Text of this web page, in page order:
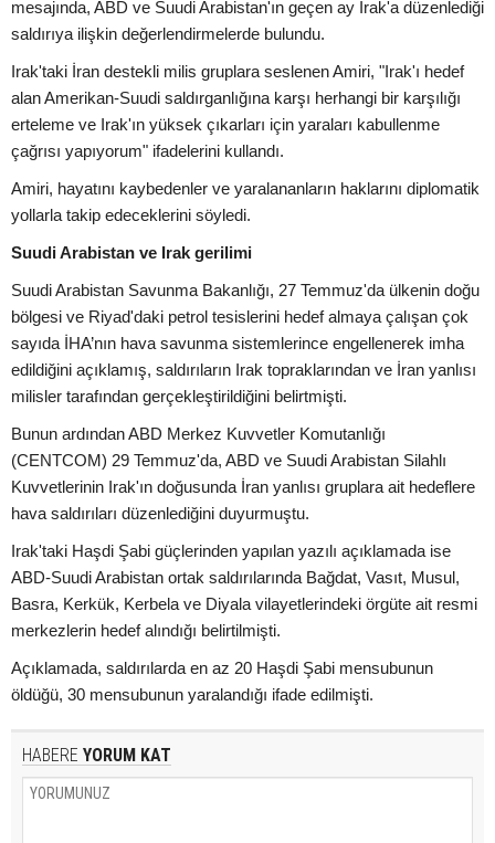
mesajında, ABD ve Suudi Arabistan'ın geçen ay Irak'a düzenlediği
saldırıya ilişkin değerlendirmelerde bulundu.
Irak'taki İran destekli milis gruplara seslenen Amiri, "Irak'ı hedef
alan Amerikan-Suudi saldırganlığına karşı herhangi bir karşılığı
erteleme ve Irak'ın yüksek çıkarları için yaraları kabullenme
çağrısı yapıyorum" ifadelerini kullandı.
Amiri, hayatını kaybedenler ve yaralananların haklarını diplomatik
yollarla takip edeceklerini söyledi.
Suudi Arabistan ve Irak gerilimi
Suudi Arabistan Savunma Bakanlığı, 27 Temmuz'da ülkenin doğu
bölgesi ve Riyad'daki petrol tesislerini hedef almaya çalışan çok
sayıda İHA’nın hava savunma sistemlerince engellenerek imha
edildiğini açıklamış, saldırıların Irak topraklarından ve İran yanlısı
milisler tarafından gerçekleştirildiğini belirtmişti.
Bunun ardından ABD Merkez Kuvvetler Komutanlığı
(CENTCOM) 29 Temmuz'da, ABD ve Suudi Arabistan Silahlı
Kuvvetlerinin Irak'ın doğusunda İran yanlısı gruplara ait hedeflere
hava saldırıları düzenlediğini duyurmuştu.
Irak'taki Haşdi Şabi güçlerinden yapılan yazılı açıklamada ise
ABD-Suudi Arabistan ortak saldırılarında Bağdat, Vasıt, Musul,
Basra, Kerkük, Kerbela ve Diyala vilayetlerindeki örgüte ait resmi
merkezlerin hedef alındığı belirtilmişti.
Açıklamada, saldırılarda en az 20 Haşdi Şabi mensubunun
öldüğü, 30 mensubunun yaralandığı ifade edilmişti.
HABERE YORUM KAT